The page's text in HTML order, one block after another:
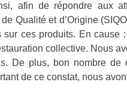
afin de répondre aux
de Qualité et d’Origine
sur ces produits. En cause
collective. Nous
De plus, bon nombre de
de ce constat, nous